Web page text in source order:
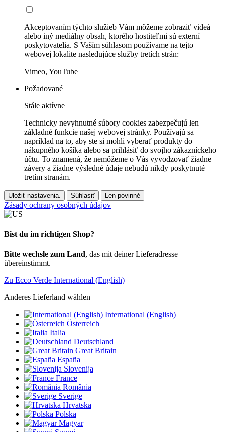
Akceptovaním týchto služieb Vám môžeme zobraziť videá
alebo iný mediálny obsah, ktorého hostiteľmi sú externí
poskytovatelia. S Vaším súhlasom používame na tejto
webovej lokalite nasledujúce služby tretích strán:
Vimeo, YouTube
Požadované
Stále aktívne
Technicky nevyhnutné súbory cookies zabezpečujú len
základné funkcie našej webovej stránky. Používajú sa
napríklad na to, aby ste si mohli vyberať produkty do
nákupného košíka alebo sa prihlásiť do svojho zákazníckeho
účtu. To znamená, že nemôžeme o Vás vyvodzovať žiadne
závery a žiadne výsledné údaje nebudú nikdy poskytnuté
tretím stranám.
Uložiť nastavenia. Súhlasiť Len povinné
Zásady ochrany osobných údajov
Bist du im richtigen Shop?
Bitte wechsle zum Land, das mit deiner Lieferadresse
übereinstimmt.
Zu Ecco Verde International (English)
Anderes Lieferland wählen
International (English)
Österreich
Italia
Deutschland
Great Britain
España
Slovenija
France
România
Sverige
Hrvatska
Polska
Magyar